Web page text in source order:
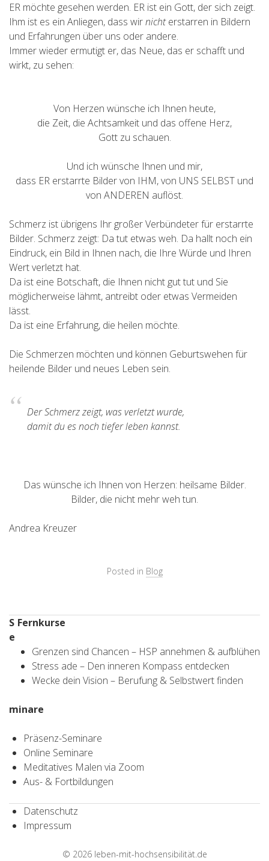
ER möchte gesehen werden. ER ist ein Gott, der sich zeigt.
Ihm ist es ein Anliegen, dass wirnichterstarren in Bildern
und Erfahrungen über uns oder andere.
Immer wieder ermutigt er, das Neue, das er schafft und
wirkt, zu sehen:
Von Herzen wünsche ich Ihnen heute,
die Zeit, die Achtsamkeit und das offene Herz,
Gott zu schauen.
Und ich wünsche Ihnen und mir,
dass ER erstarrte Bilder von IHM, von UNS SELBST und
von ANDEREN auflöst.
Schmerz ist übrigens Ihr großer Verbündeter für erstarrte
Bilder. Schmerz zeigt: Da tut etwas weh. Da hallt noch ein
Eindruck, ein Bild in Ihnen nach, die Ihre Würde und Ihren
Wert verletzt hat.
Da ist eine Botschaft, die Ihnen nicht gut tut und Sie
möglicherweise lähmt, antreibt oder etwas Vermeiden
lässt.
Da ist eine Erfahrung, die heilen möchte.
Die Schmerzen möchten und können Geburtswehen für
heilende Bilder und neues Leben sein.
Der Schmerz zeigt, was verletzt wurde,
damit du es noch tiefer leben kannst.
Das wünsche ich Ihnen von Herzen: heilsame Bilder.
Bilder, die nicht mehr weh tun.
Andrea Kreuzer
Posted in Blog
Fernkurse
Grenzen sind Chancen – HSP annehmen & aufblühen
Stress ade – Den inneren Kompass entdecken
Wecke dein Vision – Berufung & Selbstwert finden
S
e
minare
Präsenz-Seminare
Online Seminare
Meditatives Malen via Zoom
Aus- & Fortbildungen
Datenschutz
Impressum
© 2026 leben-mit-hochsensibilität.de